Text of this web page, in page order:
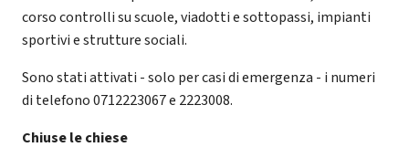
corso controlli su scuole, viadotti e sottopassi, impianti
sportivi e strutture sociali.
Sono stati attivati - solo per casi di emergenza - i numeri
di telefono 0712223067 e 2223008.
Chiuse le chiese